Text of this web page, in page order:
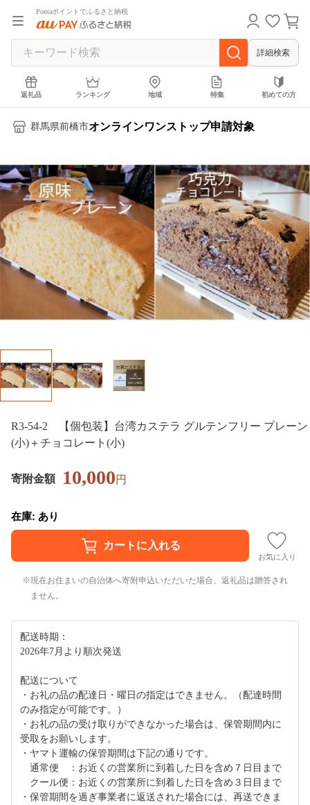
Pontaポイントでふるさと納税
詳細検索
返礼品 ランキング 地域 特集 初めての方
群馬県前橋市オンラインワンストップ申請対象
R3-54-2 【個包装】台湾カステラ グルテンフリー プレーン
(小)＋チョコレート(小)
寄附金額 10,000円
在庫: あり
お気に入り
現在お住まいの自治体へ寄附申込いただいた場合、返礼品は贈答され
ません。
配送時期：
2026年7月より順次発送
配送について
・お礼の品の配達日・曜日の指定はできません。（配達時間
のみ指定が可能です。）
・お礼の品の受け取りができなかった場合は、保管期間内に
受取をお願いします。
・ヤマト運輸の保管期間は下記の通りです。
通常便 ：お近くの営業所に到着した日を含め７日目まで
クール便：お近くの営業所に到着した日を含め３日目まで
・保管期間を過ぎ事業者に返送された場合には、再送できま